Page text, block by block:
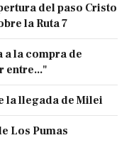
del paso Cristo
la Ruta 7
a la compra de
entre..."
la llegada de Milei
Los Pumas